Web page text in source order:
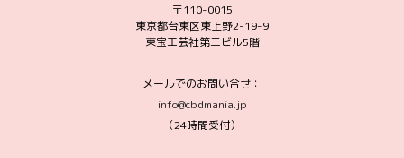
〒110-0015
東京都台東区東上野2-19-9
東宝工芸社第三ビル5階
メールでのお問い合せ：
info@cbdmania.jp
（24時間受付）